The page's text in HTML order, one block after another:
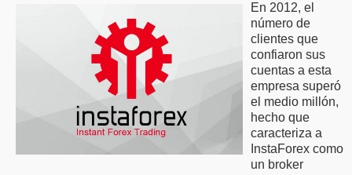
En 2012, el
número de
clientes que
confiaron sus
cuentas a esta
empresa superó
el medio millón,
hecho que
caracteriza a
InstaForex como
un broker